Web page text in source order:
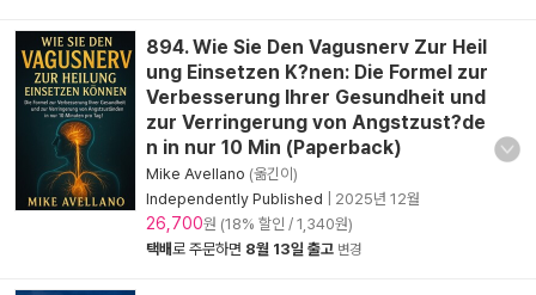
894. Wie Sie Den Vagusnerv Zur Heil
ung Einsetzen K?nen: Die Formel zur
Verbesserung Ihrer Gesundheit und
zur Verringerung von Angstzust?de
n in nur 10 Min (Paperback)
Mike Avellano (옮긴이)
Independently Published
2025년 12월
26,700원 (18% 할인 / 1,340원)
택배로 주문하면 8월 13일 출고 변경